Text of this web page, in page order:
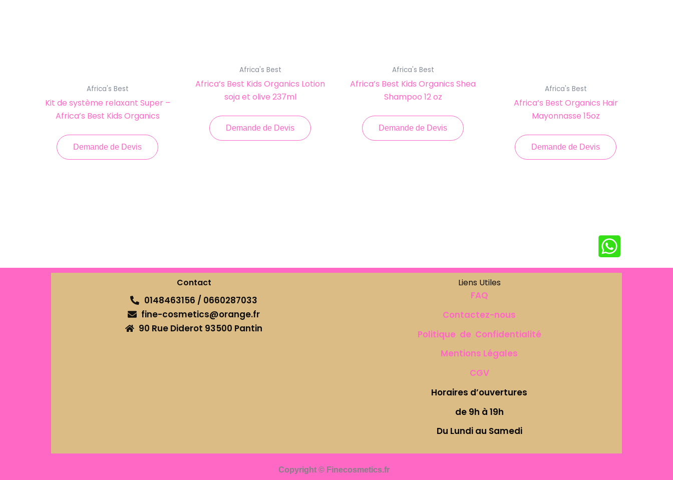
Africa's Best
Kit de système relaxant Super –
Africa’s Best Kids Organics
Demande de Devis
Africa's Best
Africa’s Best Kids Organics Lotion
soja et olive 237ml
Demande de Devis
Africa's Best
Africa’s Best Kids Organics Shea
Shampoo 12 oz
Demande de Devis
Africa's Best
Africa’s Best Organics Hair
Mayonnasse 15oz
Demande de Devis
Contact
0148463156 / 0660287033
fine-cosmetics@orange.fr
90 Rue Diderot 93500 Pantin
Liens Utiles
FAQ
Contactez-nous
Politique de Confidentialité
Mentions Légales
CGV
Horaires d’ouvertures
de 9h à 19h
Du Lundi au Samedi
Copyright © Finecosmetics.fr